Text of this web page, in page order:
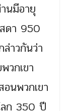
นมีอายุ
ดา 950
าวกันว่า
วกเขา
นพวกเขา
ก 350 ปี